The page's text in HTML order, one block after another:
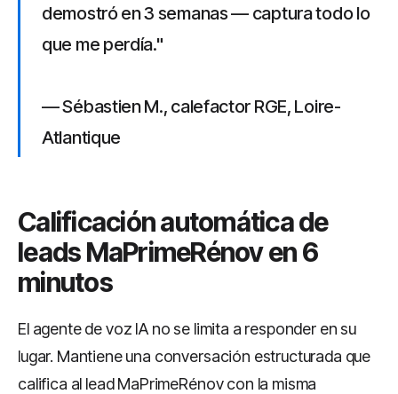
demostró en 3 semanas — captura todo lo
que me perdía."
— Sébastien M., calefactor RGE, Loire-
Atlantique
Calificación automática de
leads MaPrimeRénov en 6
minutos
El agente de voz IA no se limita a responder en su
lugar. Mantiene una conversación estructurada que
califica al lead MaPrimeRénov con la misma